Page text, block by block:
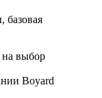
базовая
на выбор
Boyard